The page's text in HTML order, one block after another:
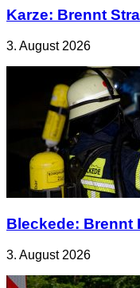
Karze: Brennt
3. August 2026
Bleckede: Brennt
3. August 2026